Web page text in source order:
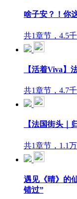
啥子安？！你
共1章节，4.5
【活着Viva】
共1章节，4.7
【法国街头｜
共1章节，1.1
遇见《晴》的
错过”